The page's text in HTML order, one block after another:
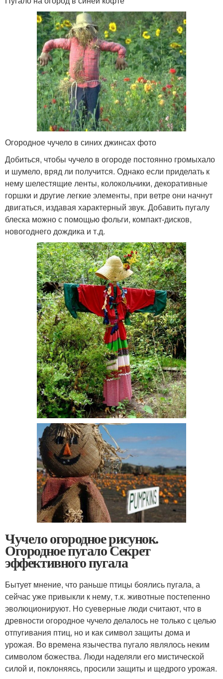
Огородное чучело в синих джинсах фото
Добиться, чтобы чучело в огороде постоянно громыхало
и шумело, вряд ли получится. Однако если приделать к
нему шелестящие ленты, колокольчики, декоративные
горшки и другие легкие элементы, при ветре они начнут
двигаться, издавая характерный звук. Добавить пугалу
блеска можно с помощью фольги, компакт-дисков,
новогоднего дождика и т.д.
Чучело огородное рисунок.
Огородное пугало Секрет
эффективного пугала
Бытует мнение, что раньше птицы боялись пугала, а
сейчас уже привыкли к нему, т.к. животные постепенно
эволюционируют. Но суеверные люди считают, что в
древности огородное чучело делалось не только с целью
отпугивания птиц, но и как символ защиты дома и
урожая. Во времена язычества пугало являлось неким
символом божества. Люди наделяли его мистической
силой и, поклоняясь, просили защиты и щедрого урожая.